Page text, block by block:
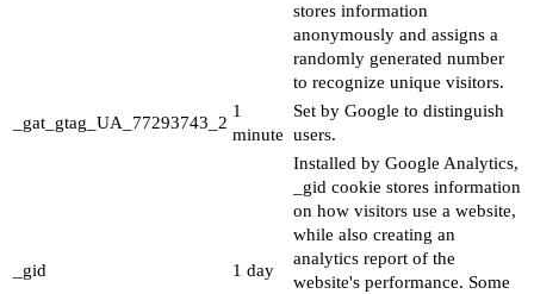
stores information
anonymously and assigns a
randomly generated number
to recognize unique visitors.
_gat_gtag_UA_77293743_2
1
minute
Set by Google to distinguish
users.
_gid 1 day
Installed by Google Analytics,
_gid cookie stores information
on how visitors use a website,
while also creating an
analytics report of the
website's performance. Some